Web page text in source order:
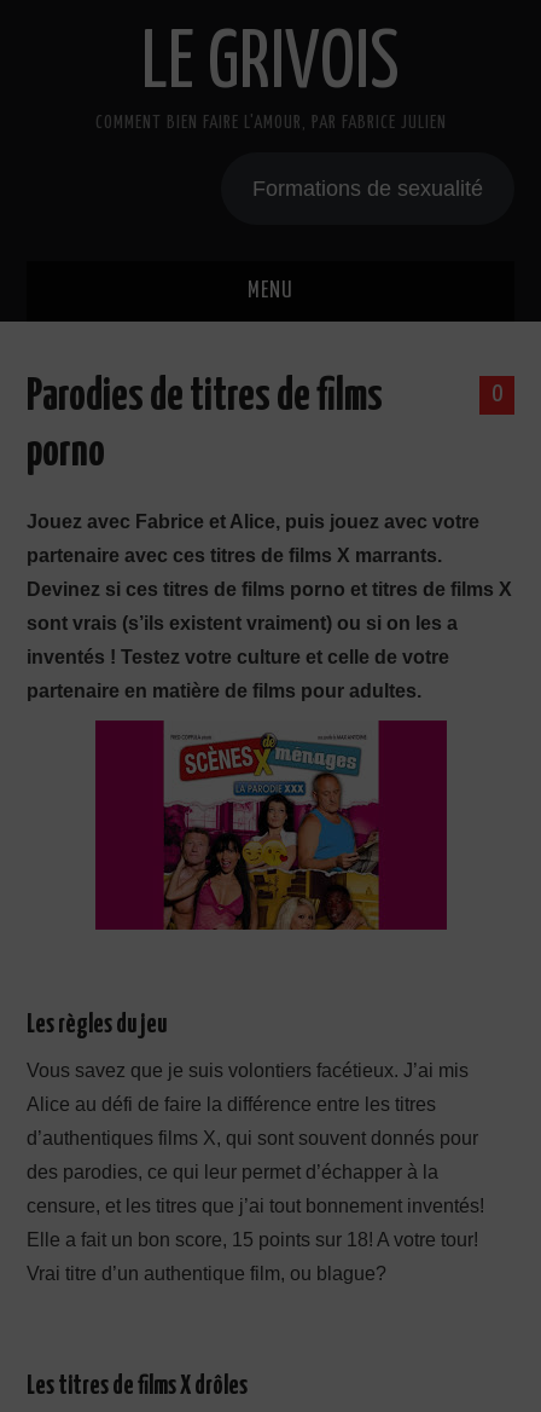
LE GRIVOIS
COMMENT BIEN FAIRE L'AMOUR, PAR FABRICE JULIEN
Formations de sexualité
MENU
A PROPOS
PRODUCTION X
0
Parodies de titres de films
porno
Jouez avec Fabrice et Alice, puis jouez avec votre
partenaire avec ces titres de films X marrants.
Devinez si ces titres de films porno et titres de films X
sont vrais (s’ils existent vraiment) ou si on les a
inventés ! Testez votre culture et celle de votre
partenaire en matière de films pour adultes.
Les règles du jeu
Vous savez que je suis volontiers facétieux. J’ai mis
Alice au défi de faire la différence entre les titres
d’authentiques films X, qui sont souvent donnés pour
des parodies, ce qui leur permet d’échapper à la
censure, et les titres que j’ai tout bonnement inventés!
Elle a fait un bon score, 15 points sur 18! A votre tour!
Vrai titre d’un authentique film, ou blague?
Les titres de films X drôles